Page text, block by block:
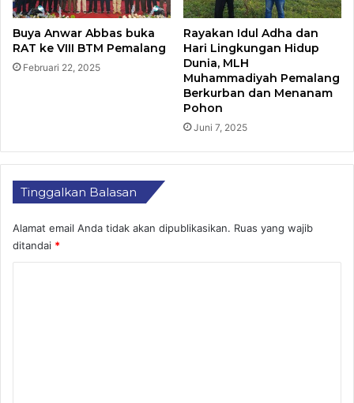
Buya Anwar Abbas buka
RAT ke VIII BTM Pemalang
Februari 22, 2025
Rayakan Idul Adha dan
Hari Lingkungan Hidup
Dunia, MLH
Muhammadiyah Pemalang
Berkurban dan Menanam
Pohon
Juni 7, 2025
Tinggalkan Balasan
Alamat email Anda tidak akan dipublikasikan. Ruas yang wajib
ditandai *